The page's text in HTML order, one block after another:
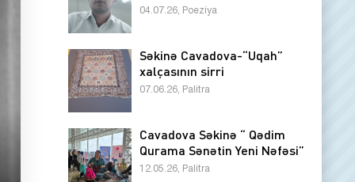
04.07.26, Poeziya
Səkinə Cavadova-“Uqah”
xalçasının sirri
07.06.26, Palitra
Cavadova Səkinə “ Qədim
Qurama Sənətin Yeni Nəfəsi”
12.05.26, Palitra